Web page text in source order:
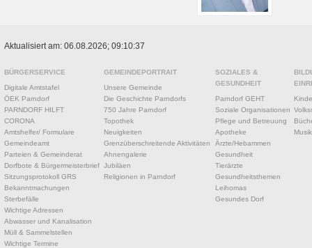
Aktualisiert am: 06.08.2026; 09:10:37
BÜRGERSERVICE
Digitale Amtstafel
ÖEK Parndorf
PARNDORF HILFT
CORONA
Amtshelfer/ Formulare
Gemeindeamt
Parteien & Gemeinderat
Dorfbote & Bürgermeisterbrief
Sitzungsprotokoll GRS
Bekanntmachungen
Sterbefälle
Wichtige Adressen
Abwasser und Kanalisation
Müll & Sammelstellen
Wichtige Termine
GEMEINDEPORTRAIT
Unsere Gemeinde
Die Geschichte Parndorfs
750 Jahre Parndorf
Topothek
Neuigkeiten
Grenzüberschreitende Aktivitäten
Ahnengalerie
Jubiläen
Religionen in Parndorf
SOZIALES &
GESUNDHEIT
Parndorf GEHT
Soziale Organisationen
Pflege und Betreuung
Apotheke
Ärzte/Hebammen
Gesundheit
Tierärzte
Gesundheitsthemen
Leihomas
Gesundes Dorf